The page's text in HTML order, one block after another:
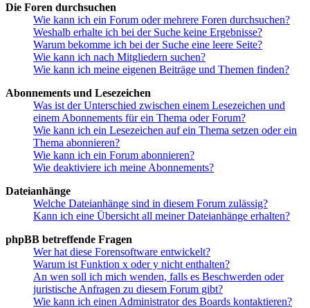
Die Foren durchsuchen
Wie kann ich ein Forum oder mehrere Foren durchsuchen?
Weshalb erhalte ich bei der Suche keine Ergebnisse?
Warum bekomme ich bei der Suche eine leere Seite?
Wie kann ich nach Mitgliedern suchen?
Wie kann ich meine eigenen Beiträge und Themen finden?
Abonnements und Lesezeichen
Was ist der Unterschied zwischen einem Lesezeichen und
einem Abonnements für ein Thema oder Forum?
Wie kann ich ein Lesezeichen auf ein Thema setzen oder ein
Thema abonnieren?
Wie kann ich ein Forum abonnieren?
Wie deaktiviere ich meine Abonnements?
Dateianhänge
Welche Dateianhänge sind in diesem Forum zulässig?
Kann ich eine Übersicht all meiner Dateianhänge erhalten?
phpBB betreffende Fragen
Wer hat diese Forensoftware entwickelt?
Warum ist Funktion x oder y nicht enthalten?
An wen soll ich mich wenden, falls es Beschwerden oder
juristische Anfragen zu diesem Forum gibt?
Wie kann ich einen Administrator des Boards kontaktieren?